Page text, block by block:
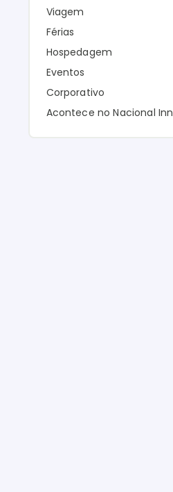
Viagem
Férias
Hospedagem
Eventos
Corporativo
Acontece no Nacional Inn